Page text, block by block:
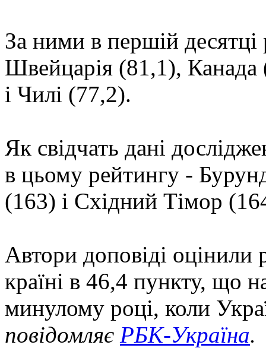
За ними в першій десятці
Швейцарія (81,1),
і Чилі (77,2).
Як свідчать дані
в цьому рейтингу -
(163) і Східний Тімор
Автори доповіді оцінили
країні в 46,4 пункту, що
минулому році, коли
повідомляє РБК-Україна.